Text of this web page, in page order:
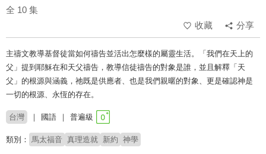
全 10 集
收藏
分享
主禱文教導基督徒當如何禱告並活出怎麼樣的屬靈生活。「我們在天上的
父」提到耶穌在和天父禱告，教導信徒禱告的對象是誰，並且解釋「天
父」的根源與涵義，祂既是供應者、也是我們親暱的對象、更是確認神是
一切的根源、永恆的存在。
台灣 國語 普遍級
類別： 馬太福音 真理造就 新約 神學